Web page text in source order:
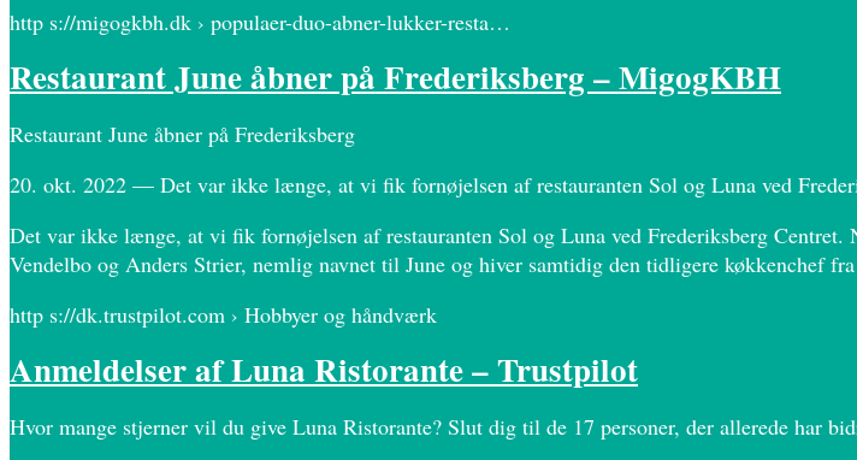
http s://migogkbh.dk › populaer-duo-abner-lukker-resta…
Restaurant June åbner på Frederiksberg – MigogKBH
Restaurant June åbner på Frederiksberg
20. okt. 2022 — Det var ikke længe, at vi fik fornøjelsen af restauranten Sol og Luna ved
Det var ikke længe, at vi fik fornøjelsen af restauranten Sol og Luna ved Frederiksberg
Vendelbo og Anders Strier, nemlig navnet til June og hiver samtidig den tidligere køkkenchef
http s://dk.trustpilot.com › Hobbyer og håndværk
Anmeldelser af Luna Ristorante – Trustpilot
Hvor mange stjerner vil du give Luna Ristorante? Slut dig til de 17 personer, der allerede har